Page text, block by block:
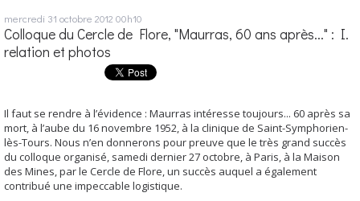
mercredi 31 octobre 2012 00h10
Colloque du Cercle de Flore, "Maurras, 60 ans après..." : I.
relation et photos
Il faut se rendre à l’évidence : Maurras intéresse toujours... 60 après sa
mort, à l’aube du 16 novembre 1952, à la clinique de Saint-Symphorien-
lès-Tours. Nous n’en donnerons pour preuve que le très grand succès
du colloque organisé, samedi dernier 27 octobre, à Paris, à la Maison
des Mines, par le Cercle de Flore, un succès auquel a également
contribué une impeccable logistique.